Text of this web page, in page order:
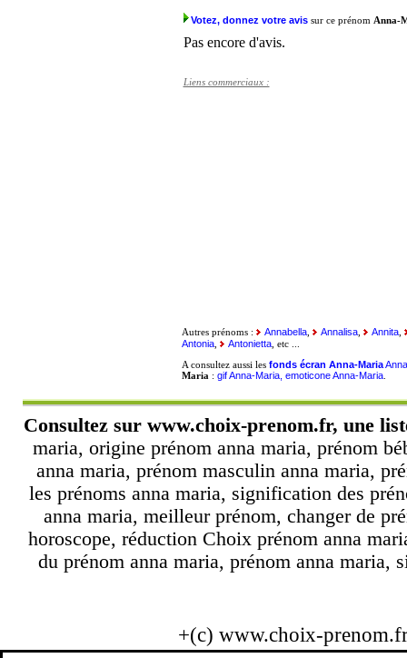
Votez, donnez votre avissur ce prénom Anna-
Pas encore d'avis.
Liens commerciaux :
Autres prénoms : Annabella, Annalisa, Annita,
Antonia, Antonietta, etc ...
A consultez aussi les fonds écran Anna-Maria
Maria : gif Anna-Maria, emoticone Anna-Maria.
Consultez sur www.choix-prenom.fr, une
maria, origine prénom anna maria, prénom
anna maria, prénom masculin anna maria,
les prénoms anna maria, signification des
anna maria, meilleur prénom, changer de
horoscope, réduction Choix prénom anna
du prénom anna maria, prénom anna maria,
+(c) www.choix-